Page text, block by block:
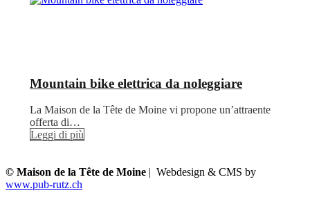
Mountain bike elettrica da noleggiare
La Maison de la Tête de Moine vi propone un’attraente
offerta di…
Leggi di più
© Maison de la Tête de Moine | Webdesign & CMS by
www.pub-rutz.ch